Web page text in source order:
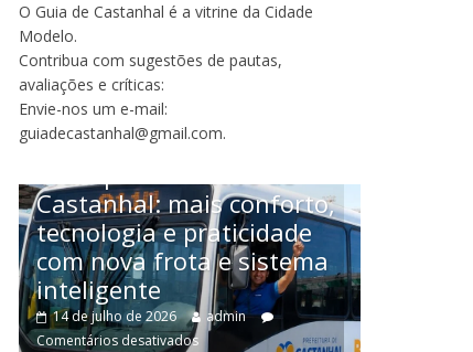
O Guia de Castanhal é a vitrine da Cidade
Modelo.
Contribua com sugestões de pautas,
avaliações e críticas:
Envie-nos um e-mail:
guiadecastanhal@gmail.com.
SERVIÇOS
Tudo sobre o serviço de
vans de Castanhal a Terra
Alta/Curuçá/Marapanim
1 de julho de 2026 admin 13